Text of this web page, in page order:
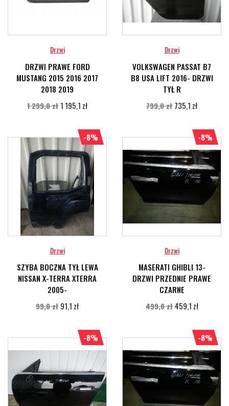
Drzwi
DRZWI PRAWE FORD
MUSTANG 2015 2016 2017
2018 2019
1 299,0 zł 1 195,1 zł
Drzwi
VOLKSWAGEN PASSAT B7
B8 USA LIFT 2016- DRZWI
TYŁ R
799,0 zł 735,1 zł
Drzwi
SZYBA BOCZNA TYŁ LEWA
NISSAN X-TERRA XTERRA
2005-
99,0 zł 91,1 zł
-8%
Drzwi
MASERATI GHIBLI 13-
DRZWI PRZEDNIE PRAWE
CZARNE
499,0 zł 459,1 zł
-8%
-8% -8%